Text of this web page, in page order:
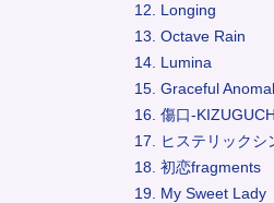
12. Longing
13. Octave Rain
14. Lumina
15. Graceful
16. 傷口-
17. ヒステリックシ
18. 初恋fragments
19. My Sweet Lady